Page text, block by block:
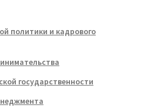
политики и кадрового
государственности